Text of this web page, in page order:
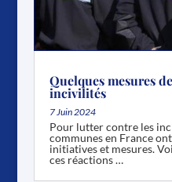
Quelques mesures
incivilités
7 Juin 2024
Pour lutter contre les
communes en France
initiatives et mesures.
ces réactions …